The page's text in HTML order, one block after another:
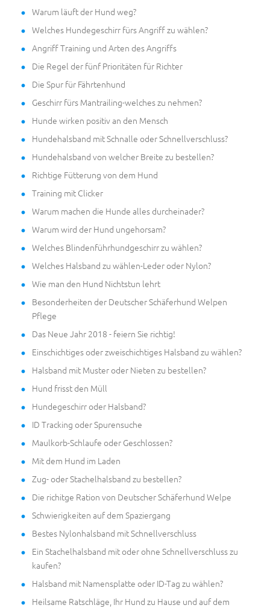
Warum läuft der Hund weg?
Welches Hundegeschirr fürs Angriff zu wählen?
Angriff Training und Arten des Angriffs
Die Regel der fünf Prioritäten für Richter
Die Spur für Fährtenhund
Geschirr fürs Mantrailing-welches zu nehmen?
Hunde wirken positiv an den Mensch
Hundehalsband mit Schnalle oder Schnellverschluss?
Hundehalsband von welcher Breite zu bestellen?
Richtige Fütterung von dem Hund
Training mit Clicker
Warum machen die Hunde alles durcheinader?
Warum wird der Hund ungehorsam?
Welches Blindenführhundgeschirr zu wählen?
Welches Halsband zu wählen-Leder oder Nylon?
Wie man den Hund Nichtstun lehrt
Besonderheiten der Deutscher Schäferhund Welpen
Pflege
Das Neue Jahr 2018 - feiern Sie richtig!
Einschichtiges oder zweischichtiges Halsband zu wählen?
Halsband mit Muster oder Nieten zu bestellen?
Hund frisst den Müll
Hundegeschirr oder Halsband?
ID Tracking oder Spurensuche
Maulkorb-Schlaufe oder Geschlossen?
Mit dem Hund im Laden
Zug- oder Stachelhalsband zu bestellen?
Die richitge Ration von Deutscher Schäferhund Welpe
Schwierigkeiten auf dem Spaziergang
Bestes Nylonhalsband mit Schnellverschluss
Ein Stachelhalsband mit oder ohne Schnellverschluss zu
kaufen?
Halsband mit Namensplatte oder ID-Tag zu wählen?
Heilsame Ratschläge, Ihr Hund zu Hause und auf dem